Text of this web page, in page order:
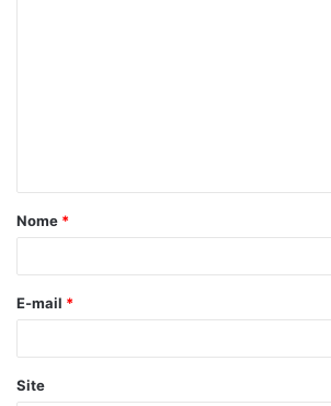
Nome *
E-mail *
Site